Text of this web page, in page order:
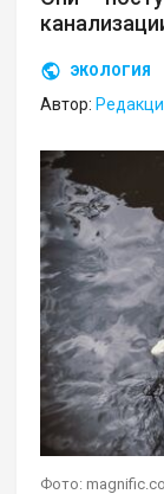
ЭКОЛОГИЯ
Автор:
Фото: